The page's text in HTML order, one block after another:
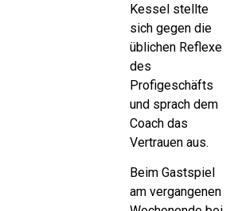
Kessel stellte
sich gegen die
üblichen Reflexe
des
Profigeschäfts
und sprach dem
Coach das
Vertrauen aus.
Beim Gastspiel
am vergangenen